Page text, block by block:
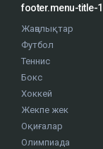
footer.menu-title-1
Жаңалықтар
Футбол
Теннис
Бокс
Хоккей
Жекпе жек
Оқиғалар
Олимпиада